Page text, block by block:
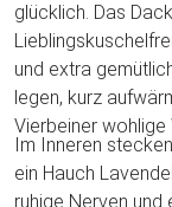
glücklich. Das
und extra
legen, kurz
Vierbeiner
Im Inneren
ein Hauch
ruhige Nerven und